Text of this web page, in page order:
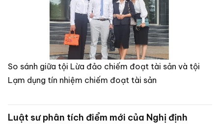
So sánh giữa tội Lừa đảo chiếm đoạt tài sản và tội
Lạm dụng tín nhiệm chiếm đoạt tài sản
Luật sư phân tích điểm mới của Nghị định